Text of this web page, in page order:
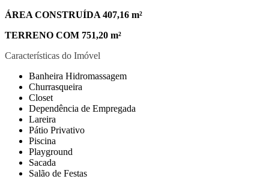
ÁREA CONSTRUÍDA 407,16 m²
TERRENO COM 751,20 m²
Características do Imóvel
Banheira Hidromassagem
Churrasqueira
Closet
Dependência de Empregada
Lareira
Pátio Privativo
Piscina
Playground
Sacada
Salão de Festas